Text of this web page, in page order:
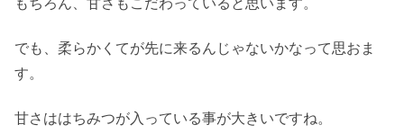
でも、柔らかくてが先に来るんじゃないかなって思おま
す。
甘さははちみつが入っている事が大きいですね。